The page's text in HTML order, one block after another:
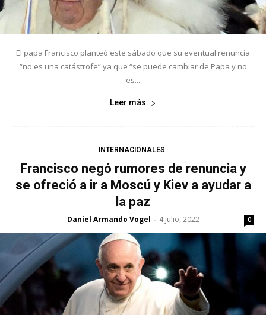
El papa Francisco planteó este sábado que su eventual renuncia
“no es una catástrofe” ya que “se puede cambiar de Papa y no
es...
Leer más
INTERNACIONALES
Francisco negó rumores de renuncia y
se ofreció a ir a Moscú y Kiev a ayudar a
la paz
Daniel Armando Vogel - 4 julio, 2022 0